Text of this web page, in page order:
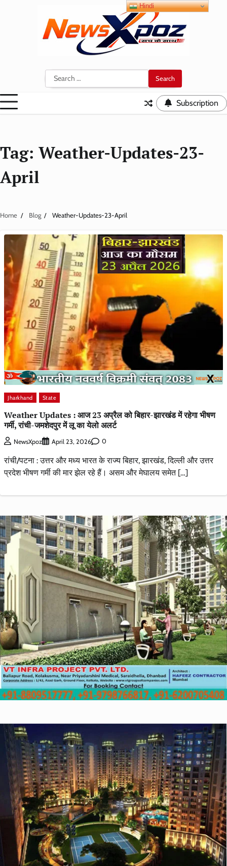
Search
for:
Subscription
Tag: Weather-Updates-23-
April
Home Blog Weather-Updates-23-April
Jharkhand State
Weather Updates : आज 23 अप्रैल को बिहार-झारखंड में रहेगा भीषण
गर्मी, रांची-जमशेदपुर में लू का येलो अलर्ट
NewsXpoz April 23, 2026 0
रांची/पटना : उत्तर और मध्य भारत के राज्य बिहार, झारखंड, दिल्ली और उत्तर
प्रदेश भीषण गर्मी की मार झेल रहे हैं। असम और मेघालय समेत […]
Hindi